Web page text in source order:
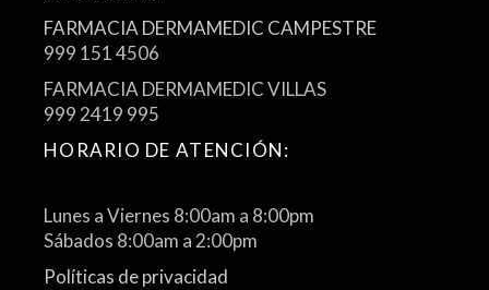
FARMACIA DERMAMEDIC CAMPESTRE
999 151 4506
FARMACIA DERMAMEDIC VILLAS
999 2419 995
HORARIO DE ATENCIÓN:
Lunes a Viernes 8:00am a 8:00pm
Sábados 8:00am a 2:00pm
Políticas de privacidad